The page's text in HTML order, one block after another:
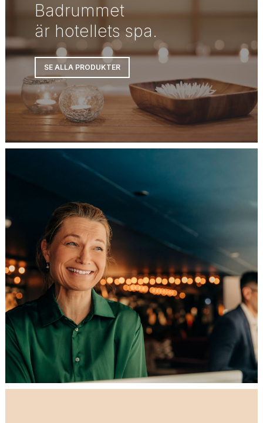
Badrummet
är hotellets spa.
SE ALLA PRODUKTER